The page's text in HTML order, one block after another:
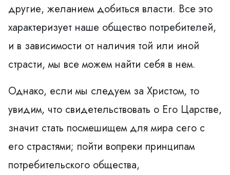
другие, желанием добиться власти. Все это
характеризует наше общество потребителей,
и в зависимости от наличия той или иной
страсти, мы все можем найти себя в нем.
Однако, если мы следуем за Христом, то
увидим, что свидетельствовать о Его Царстве,
значит стать посмешищем для мира сего с
его страстями; пойти вопреки принципам
потребительского общества,